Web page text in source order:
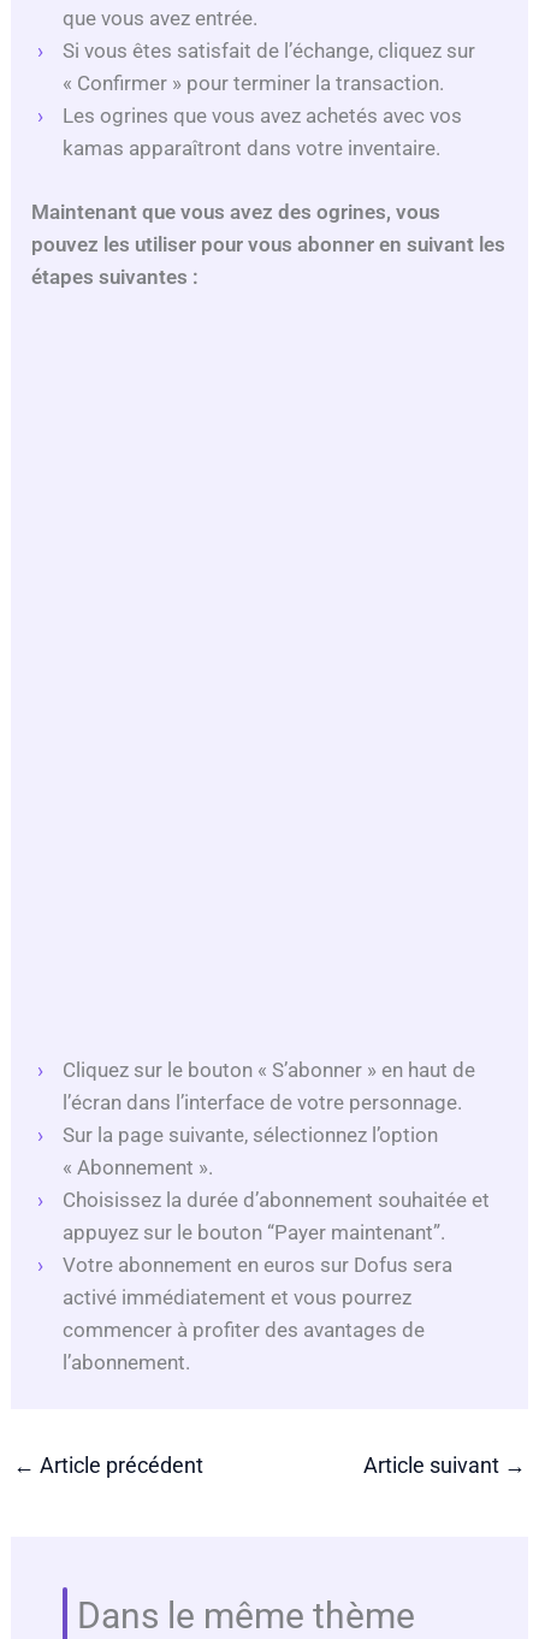
que vous avez entrée.
Si vous êtes satisfait de l’échange, cliquez sur
« Confirmer » pour terminer la transaction.
Les ogrines que vous avez achetés avec vos
kamas apparaîtront dans votre inventaire.
Maintenant que vous avez des ogrines, vous
pouvez les utiliser pour vous abonner en suivant les
étapes suivantes :
Cliquez sur le bouton « S’abonner » en haut de
l’écran dans l’interface de votre personnage.
Sur la page suivante, sélectionnez l’option
« Abonnement ».
Choisissez la durée d’abonnement souhaitée et
appuyez sur le bouton “Payer maintenant”.
Votre abonnement en euros sur Dofus sera
activé immédiatement et vous pourrez
commencer à profiter des avantages de
l’abonnement.
← Article précédent Article suivant →
Dans le même thème